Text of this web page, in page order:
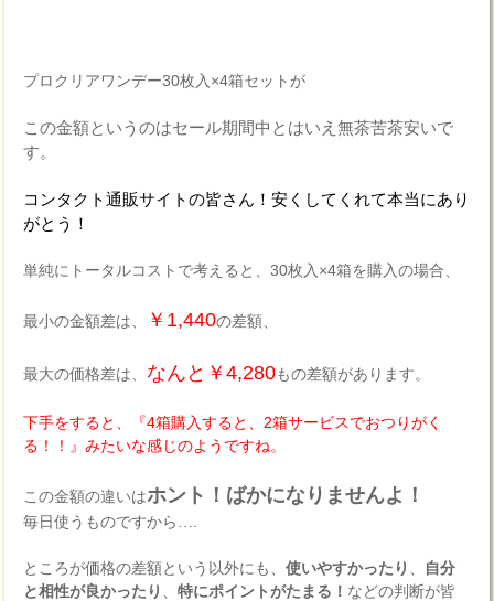
プロクリアワンデー30枚入×4箱セットが
この金額というのはセール期間中とはいえ無茶苦茶安いで
す。
コンタクト通販サイトの皆さん！安くしてくれて本当にあり
がとう！
単純にトータルコストで考えると、30枚入×4箱を購入の場合、
最小の金額差は、 ￥1,440の差額、
最大の価格差は、 なんと￥4,280もの差額があります。
下手をすると、『4箱購入すると、2箱サービスでおつりがく
る！！』みたいな感じのようですね。
この金額の違いはホント！ばかになりませんよ！
毎日使うものですから….
ところが価格の差額という以外にも、使いやすかったり
自分
と相性が良かったり
、特にポイントがたまる！ などの判断が皆